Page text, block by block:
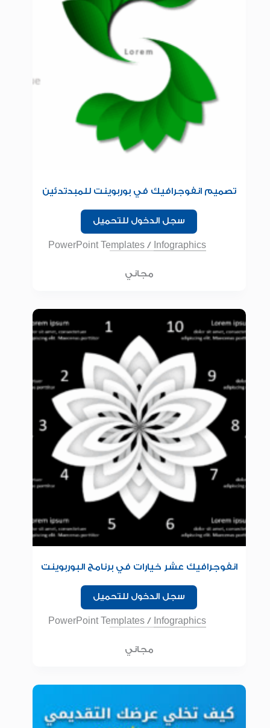
تصميم انفوجرافيك في بوربوينت للمبدتدئين
سجل الدخول للتحميل
PowerPoint Templates/ Infographics
مجاني
انفوجرافيك عشر خيارات في برنامج البوربوينت
سجل الدخول للتحميل
PowerPoint Templates/ Infographics
مجاني